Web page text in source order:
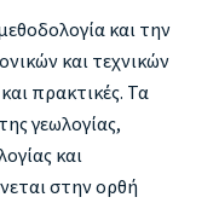
και την
και τεχνικών
πρακτικές. Τα
γεωλογίας,
και
στην ορθή